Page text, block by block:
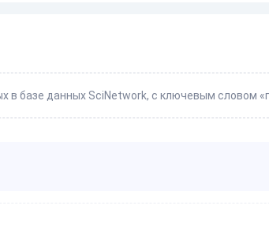
в базе данных SciNetwork, с ключевым словом